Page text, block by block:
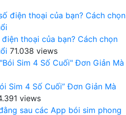
thoại của bạn? Cách chọn
71.038 views
Sim 4 Số Cuối” Đơn Giản Mà
views